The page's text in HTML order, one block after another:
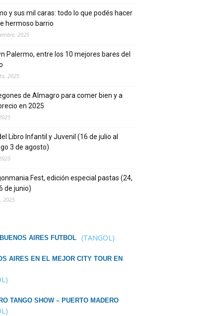
y sus mil caras: todo lo que podés hacer
hermoso barrio
2025
Palermo, entre los 10 mejores bares del
2025
de Almagro para comer bien y a
en 2025
Libro Infantil y Juvenil (16 de julio al
3 de agosto)
Fest, edición especial pastas (24,
de junio)
2025
AIRES FUTBOL (TANGOL)
AIRES EN EL MEJOR CITY TOUR EN
TANGO SHOW – PUERTO MADERO